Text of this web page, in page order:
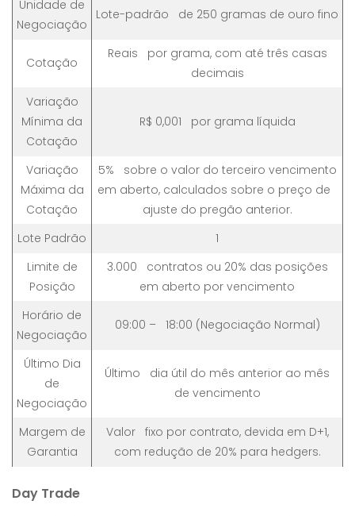
Unidade de
Negociação
Lote-padrão de 250 gramas de ouro fino
Cotação
Reais por grama, com até três casas
decimais
Variação
Mínima da
Cotação
R$ 0,001 por grama líquida
Variação
Máxima da
Cotação
5% sobre o valor do terceiro vencimento
em aberto, calculados sobre o preço de
ajuste do pregão anterior.
Lote Padrão
1
Limite de
Posição
3.000 contratos ou 20% das posições
em aberto por vencimento
Horário de
Negociação
09:00 – 18:00 (Negociação Normal)
Último Dia
de
Negociação
Último dia útil do mês anterior ao mês
de vencimento
Margem de
Garantia
Valor fixo por contrato, devida em D+1,
com redução de 20% para hedgers.
Day Trade